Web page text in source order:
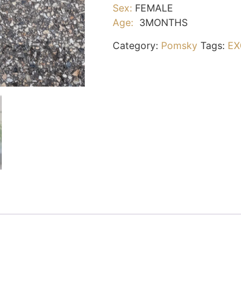
Sex: FEMALE
Age: 3MONTHS
Category: Pomsky Tags: